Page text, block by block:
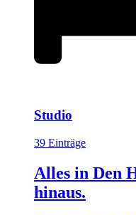
Studio
39 Einträge
Alles in Den
hinaus.